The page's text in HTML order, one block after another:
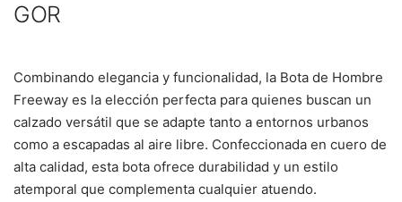
GOR
Combinando elegancia y funcionalidad, la Bota de Hombre
Freeway es la elección perfecta para quienes buscan un
calzado versátil que se adapte tanto a entornos urbanos
como a escapadas al aire libre. Confeccionada en cuero de
alta calidad, esta bota ofrece durabilidad y un estilo
atemporal que complementa cualquier atuendo.